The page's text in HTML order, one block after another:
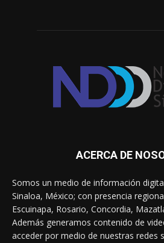
ACERCA DE
Somos un medio de información
Sinaloa, México; con presencia
Escuinapa, Rosario, Concordia,
Además generamos contenido de
acceder por medio de nuestras redes